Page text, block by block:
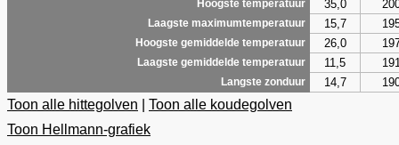
Hoogste temperatuur
35,0
Laagste maximumtemperatuur 15,7
Hoogste gemiddelde temperatuur 26,0
Laagste gemiddelde temperatuur 11,5
Langste zonduur 14,7
Toon alle hittegolven
Toon alle koudegolven
Toon Hellmann-grafiek